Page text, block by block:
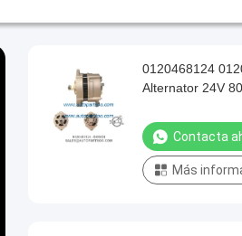
0120468124
Alternator 24V
Contacta
Más